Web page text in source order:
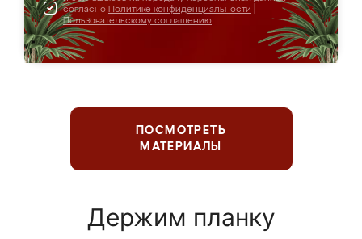
согласно Политике конфиденциальности
Пользовательскому соглашению
ПОСМОТРЕТЬ
МАТЕРИАЛЫ
Держим планку